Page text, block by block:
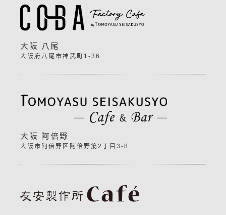
大阪 八尾
大阪府八尾市神武町1-36
大阪 阿倍野
大阪市阿倍野区阿倍野筋2丁目3-8